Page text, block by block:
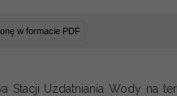
w formacie PDF
Stacji Uzdatniania Wody na